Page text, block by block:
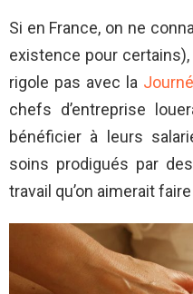
Si en France, on ne
existence pour
rigole pas avec la
chefs d’entreprise
bénéficier à leurs
soins prodigués par
travail qu’on aimerait